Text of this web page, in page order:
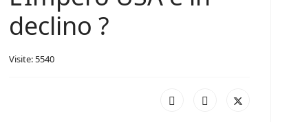
declino ?
Visite: 5540